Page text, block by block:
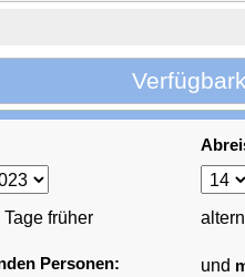
Tage früher
Personen:
und